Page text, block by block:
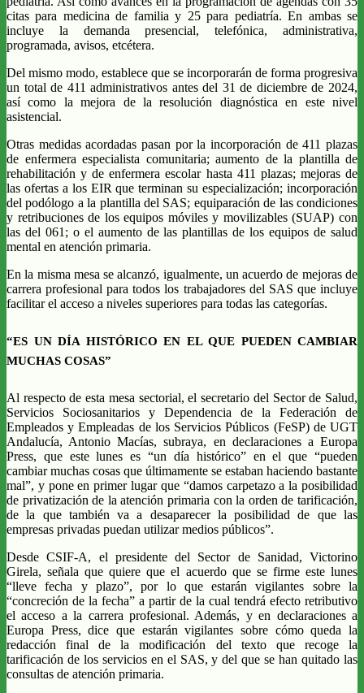
citas para medicina de familia y 25 para pediatría. En ambas se
incluye la demanda presencial, telefónica, administrativa,
programada, avisos, etcétera.
Del mismo modo, establece que se incorporarán de forma progresiva
un total de 411 administrativos antes del 31 de diciembre de 2024,
así como la mejora de la resolución diagnóstica en este nivel
asistencial.
Otras medidas acordadas pasan por la incorporación de 411 plazas
de enfermera especialista comunitaria; aumento de la plantilla de
rehabilitación y de enfermera escolar hasta 411 plazas; mejoras de
las ofertas a los EIR que terminan su especialización; incorporación
del podólogo a la plantilla del SAS; equiparación de las condiciones
y retribuciones de los equipos móviles y movilizables (SUAP) con
las del 061; o el aumento de las plantillas de los equipos de salud
mental en atención primaria.
En la misma mesa se alcanzó, igualmente, un acuerdo de mejoras de
carrera profesional para todos los trabajadores del SAS que incluye
facilitar el acceso a niveles superiores para todas las categorías.
“ES UN DÍA HISTÓRICO EN EL QUE PUEDEN CAMBIAR
MUCHAS COSAS”
Al respecto de esta mesa sectorial, el secretario del Sector de Salud,
Servicios Sociosanitarios y Dependencia de la Federación de
Empleados y Empleadas de los Servicios Públicos (FeSP) de UGT
Andalucía, Antonio Macías, subraya, en declaraciones a Europa
Press, que este lunes es “un día histórico” en el que “pueden
cambiar muchas cosas que últimamente se estaban haciendo bastante
mal”, y pone en primer lugar que “damos carpetazo a la posibilidad
de privatización de la atención primaria con la orden de tarificación,
de la que también va a desaparecer la posibilidad de que las
empresas privadas puedan utilizar medios públicos”.
Desde CSIF-A, el presidente del Sector de Sanidad, Victorino
Girela, señala que quiere que el acuerdo que se firme este lunes
“lleve fecha y plazo”, por lo que estarán vigilantes sobre la
“concreción de la fecha” a partir de la cual tendrá efecto retributivo
el acceso a la carrera profesional. Además, y en declaraciones a
Europa Press, dice que estarán vigilantes sobre cómo queda la
redacción final de la modificación del texto que recoge la
tarificación de los servicios en el SAS, y del que se han quitado las
consultas de atención primaria.